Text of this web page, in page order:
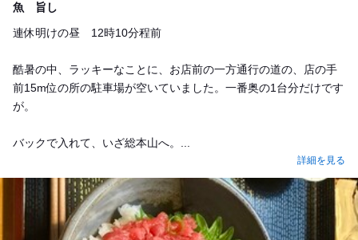
魚 旨し
連休明けの昼 12時10分程前
酷暑の中、ラッキーなことに、お店前の一方通行の道の、店の手
前15m位の所の駐車場が空いていました。一番奥の1台分だけです
が。
バックで入れて、いざ総本山へ。...
詳細を見る